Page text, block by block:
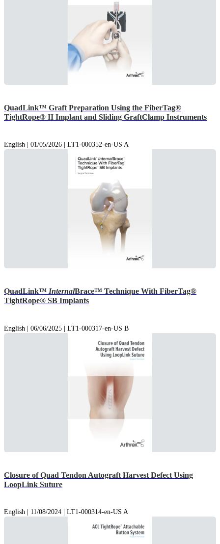
QuadLink™ Graft Preparation Using the FiberTag®
TightRope® II Implant and Sliding GraftClamp Instruments
English | 01/05/2026 | LT1-000352-en-US A
QuadLink™ InternalBrace™ Technique With FiberTag®
TightRope® SB Implants
English | 06/06/2025 | LT1-000317-en-US B
Closure of Quad Tendon Autograft Harvest Defect Using
LoopLink Suture
English | 11/08/2024 | LT1-000314-en-US A